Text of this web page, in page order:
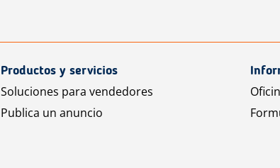
Productos y servicios
Soluciones para vendedores
Publica un anuncio